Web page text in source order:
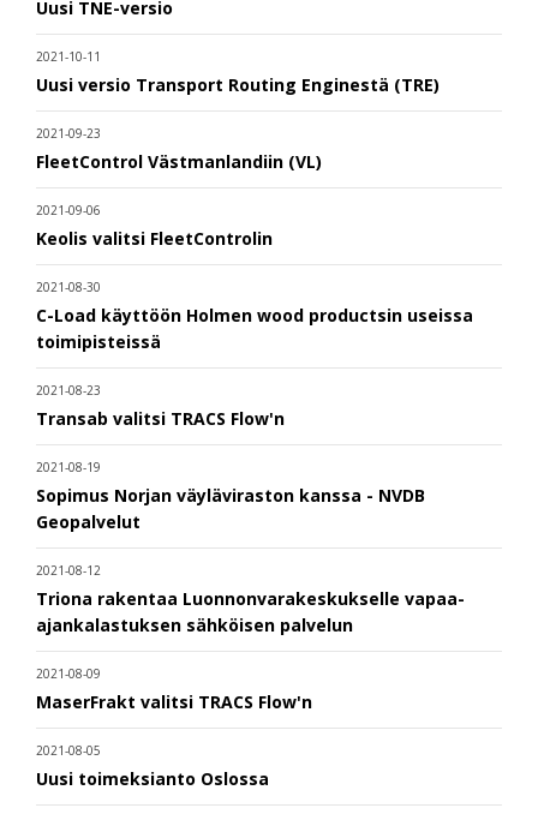
Uusi TNE-versio
2021-10-11
Uusi versio Transport Routing Enginestä (TRE)
2021-09-23
FleetControl Västmanlandiin (VL)
2021-09-06
Keolis valitsi FleetControlin
2021-08-30
C-Load käyttöön Holmen wood productsin useissa
toimipisteissä
2021-08-23
Transab valitsi TRACS Flow'n
2021-08-19
Sopimus Norjan väyläviraston kanssa - NVDB
Geopalvelut
2021-08-12
Triona rakentaa Luonnonvarakeskukselle vapaa-
ajankalastuksen sähköisen palvelun
2021-08-09
MaserFrakt valitsi TRACS Flow'n
2021-08-05
Uusi toimeksianto Oslossa